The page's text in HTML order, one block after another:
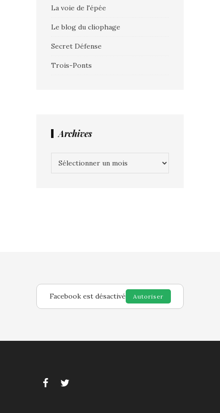
La voie de l'épée
Le blog du cliophage
Secret Défense
Trois-Ponts
Archives
Facebook est désactivé Autoriser